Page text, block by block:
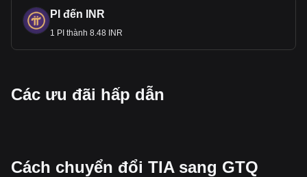
PI đến INR
1 PI thành 8.48 INR
Các ưu đãi hấp dẫn
Cách chuyển đổi TIA sang GTQ